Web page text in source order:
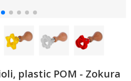
plastic POM - Zokura